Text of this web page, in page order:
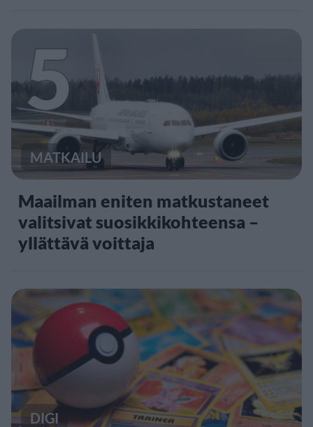
5
MATKAILU
Maailman eniten matkustaneet
valitsivat suosikkikohteensa –
yllättävä voittaja
DIGI